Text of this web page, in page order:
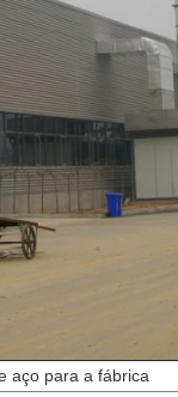
aço para a fábrica